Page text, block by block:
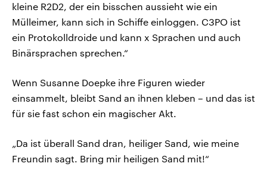
kleine R2D2, der ein bisschen aussieht wie ein
Mülleimer, kann sich in Schiffe einloggen. C3PO ist
ein Protokolldroide und kann x Sprachen und auch
Binärsprachen sprechen.“
Wenn Susanne Doepke ihre Figuren wieder
einsammelt, bleibt Sand an ihnen kleben – und das ist
für sie fast schon ein magischer Akt.
„Da ist überall Sand dran, heiliger Sand, wie meine
Freundin sagt. Bring mir heiligen Sand mit!“